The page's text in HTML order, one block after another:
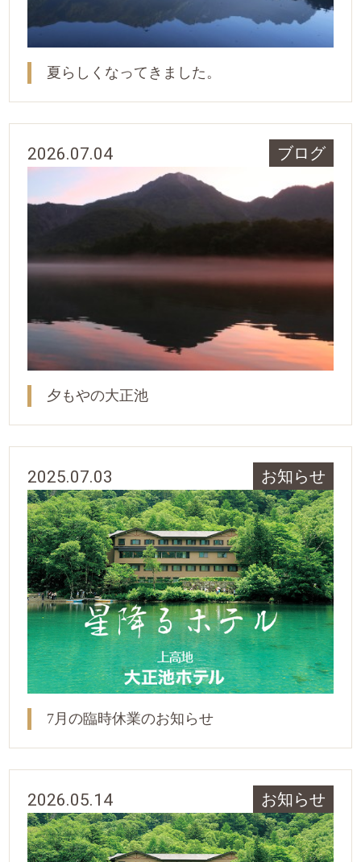
夏らしくなってきました。
2026.07.04 ブログ
夕もやの大正池
2025.07.03 お知らせ
7月の臨時休業のお知らせ
2026.05.14 お知らせ